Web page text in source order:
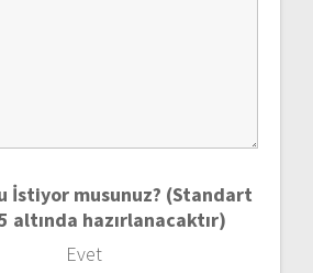
İstiyor musunuz? (Standart
altında hazırlanacaktır)
Evet